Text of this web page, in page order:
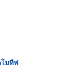
มทีฟ